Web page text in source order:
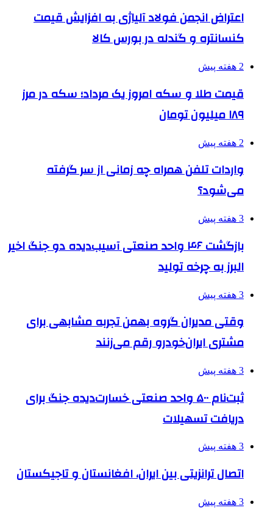
اعتراض انجمن فولاد آلیاژی به افزایش قیمت
کنسانتره و گندله در بورس کالا
2 هفته پیش
قیمت طلا و سکه امروز یک مرداد؛ سکه در مرز
۱۸۹ میلیون تومان
2 هفته پیش
واردات تلفن همراه چه زمانی از سر گرفته
می‌شود؟
3 هفته پیش
بازگشت ۴۶ واحد صنعتی آسیب‌دیده دو جنگ اخیر
البرز به چرخه تولید
3 هفته پیش
وقتی مدیران گروه بهمن تجربه مشابهی برای
مشتری ایران‌خودرو رقم می‌زنند
3 هفته پیش
ثبت‌نام ۵۰۰ واحد صنعتی خسارت‌دیده جنگ برای
دریافت تسهیلات
3 هفته پیش
اتصال ترانزیتی بین ایران، افغانستان و تاجیکستان
3 هفته پیش